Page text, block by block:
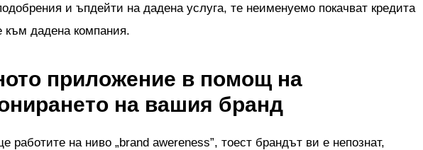
и ъпдейти на дадена услуга, те неименуемо покачват кредита
към дадена компания.
приложение в помощ на
на вашия бранд
работите на ниво „brand awereness”, тоест брандът ви е непознат,